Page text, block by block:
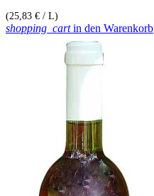
(25,83 € / L)
shopping_cartin den Warenkorb